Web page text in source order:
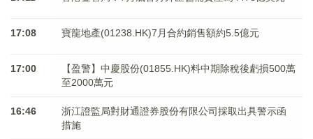
17:08 寶龍地產(01238.HK)7月合約銷售額約5.5億元
17:00
【盈警】中慶股份(01855.HK)料中期除稅後虧損500萬
至2000萬元
16:46
浙江證監局對財通證券股份有限公司採取出具警示函
措施